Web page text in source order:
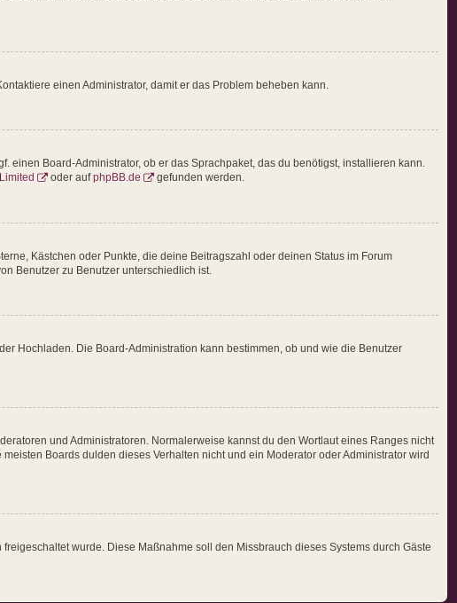
einen Administrator, damit er das Problem beheben kann.
einen Board-Administrator, ob er das Sprachpaket, das du benötigst, installieren kann.
oder aufphpBB.de gefunden werden.
Kästchen oder Punkte, die deine Beitragszahl oder deinen Status im Forum
Benutzer zu Benutzer unterschiedlich ist.
Hochladen. Die Board-Administration kann bestimmen, ob und wie die Benutzer
und Administratoren. Normalerweise kannst du den Wortlaut eines Ranges nicht
Boards dulden dieses Verhalten nicht und ein Moderator oder Administrator wird
wurde. Diese Maßnahme soll den Missbrauch dieses Systems durch Gäste